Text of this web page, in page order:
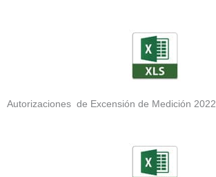
Autorizaciones de Excensión de Medición 2022